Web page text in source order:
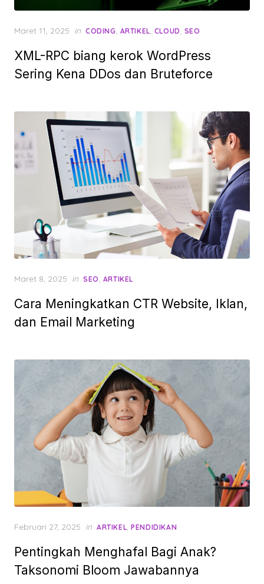
Posted
Maret 11, 2025 in CODING, ARTIKEL, CLOUD, SEO
XML-RPC biang kerok WordPress
Sering Kena DDos dan Bruteforce
Posted
Maret 8, 2025 in SEO, ARTIKEL
Cara Meningkatkan CTR Website, Iklan,
dan Email Marketing
Posted
Februari 27, 2025 in ARTIKEL,PENDIDIKAN
Pentingkah Menghafal Bagi Anak?
Taksonomi Bloom Jawabannya